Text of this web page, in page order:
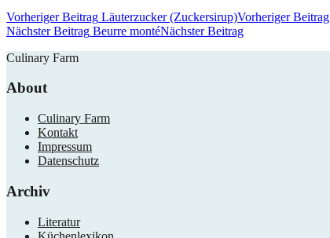
Vorheriger Beitrag Läuterzucker (Zuckersirup)Vorheriger Beitrag
Nächster Beitrag Beurre montéNächster Beitrag
Culinary Farm
About
Culinary Farm
Kontakt
Impressum
Datenschutz
Archiv
Literatur